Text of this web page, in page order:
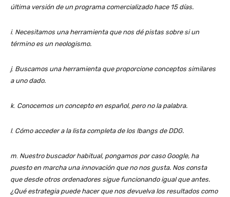
última versión de un programa comercializado hace 15 días.
i. Necesitamos una herramienta que nos dé pistas sobre si un
término es un neologismo.
j. Buscamos una herramienta que proporcione conceptos similares
a uno dado.
k. Conocemos un concepto en español, pero no la palabra.
l. Cómo acceder a la lista completa de los !bangs de DDG.
m Nuestro buscador habitual, pongamos por caso Google, ha
puesto en marcha una innovación que no nos gusta. Nos consta
que desde otros ordenadores sigue funcionando igual que antes.
¿Qué estrategia puede hacer que nos devuelva los resultados como